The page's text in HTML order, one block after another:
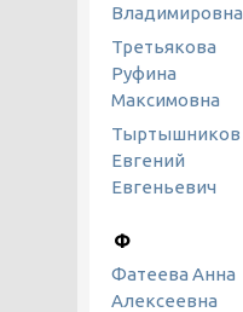
Владимировна
Третьякова
Руфина
Максимовна
Тыртышников
Евгений
Евгеньевич
Ф
Фатеева Анна
Алексеевна